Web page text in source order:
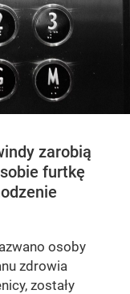
zarobią
furtkę
osoby
zdrowia
zostały